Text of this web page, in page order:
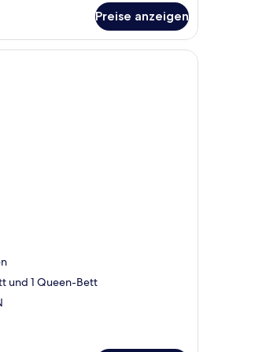
Preise anzeigen
WLAN, Bettwäsche
und 1 Queen-Bett